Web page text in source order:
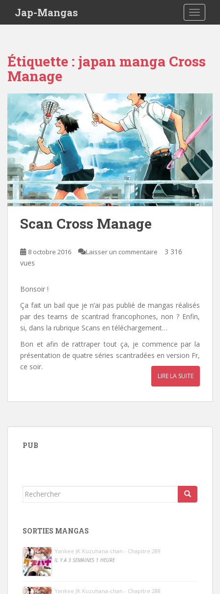
Jap-Mangas
Étiquette : japan manga Cross
Manage
Scan Cross Manage
8 octobre 2016 Laisser un commentaire
3 316
vues
Bonsoir !
Ça fait un bail que je n’ai pas publié de mangas réalisés
par des teams de scantrad francophones, non ? Enfin,
si, dans la rubrique Scans en téléchargement…
Bon et afin de rattraper tout ça, je commence par la
présentation de quatre séries scantradées en version Fr,
ce soir.
LIRE LA SUITE
PUB
Rechercher...
SORTIES MANGAS
Yankee JK Kuzuhana-chan - Chapitre 289
IL Y A 3 SEMAINES 1 HEURE
Yankee JK Kuzuhana-chan - Chapitre 288